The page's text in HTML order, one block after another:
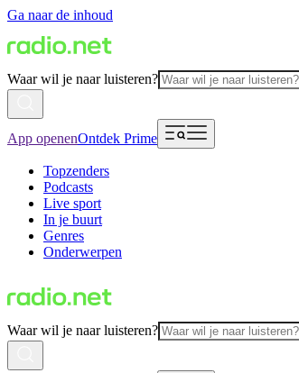
Ga naar de inhoud
Waar wil je naar luisteren?
App openenOntdek Prime
Topzenders
Podcasts
Live sport
In je buurt
Genres
Onderwerpen
Waar wil je naar luisteren?